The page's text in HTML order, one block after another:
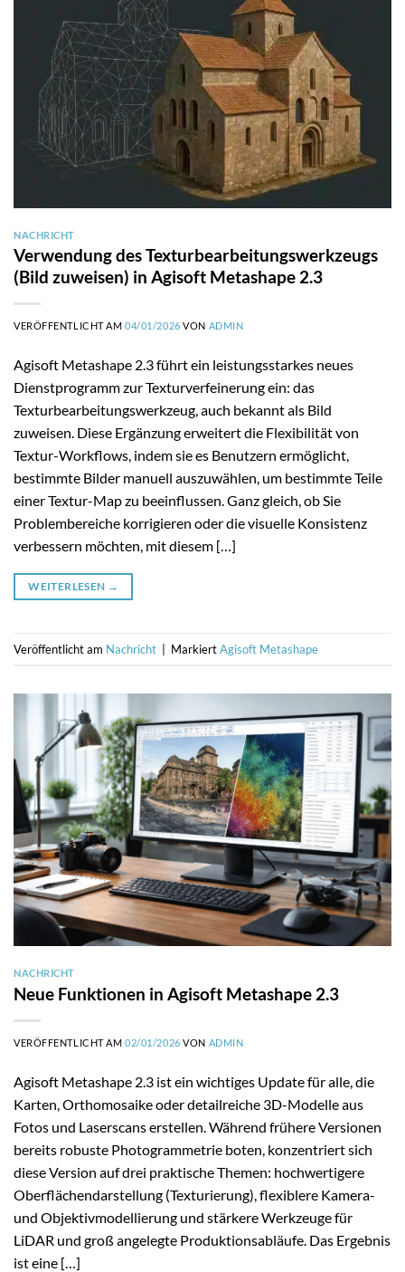
NACHRICHT
Verwendung des Texturbearbeitungswerkzeugs
(Bild zuweisen) in Agisoft Metashape 2.3
VERÖFFENTLICHT AM04/01/2026 VON ADMIN
Agisoft Metashape 2.3 führt ein leistungsstarkes neues
Dienstprogramm zur Texturverfeinerung ein: das
Texturbearbeitungswerkzeug, auch bekannt als Bild
zuweisen. Diese Ergänzung erweitert die Flexibilität von
Textur-Workflows, indem sie es Benutzern ermöglicht,
bestimmte Bilder manuell auszuwählen, um bestimmte Teile
einer Textur-Map zu beeinflussen. Ganz gleich, ob Sie
Problembereiche korrigieren oder die visuelle Konsistenz
verbessern möchten, mit diesem […]
WEITERLESEN →
Veröffentlicht am Nachricht | MarkiertAgisoft Metashape
NACHRICHT
Neue Funktionen in Agisoft Metashape 2.3
VERÖFFENTLICHT AM02/01/2026 VON ADMIN
Agisoft Metashape 2.3 ist ein wichtiges Update für alle, die
Karten, Orthomosaike oder detailreiche 3D-Modelle aus
Fotos und Laserscans erstellen. Während frühere Versionen
bereits robuste Photogrammetrie boten, konzentriert sich
diese Version auf drei praktische Themen: hochwertigere
Oberflächendarstellung (Texturierung), flexiblere Kamera-
und Objektivmodellierung und stärkere Werkzeuge für
LiDAR und groß angelegte Produktionsabläufe. Das Ergebnis
ist eine […]